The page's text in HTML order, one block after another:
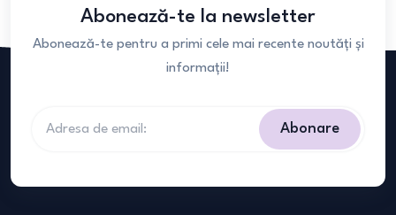
Abonează-te la newsletter
Abonează-te pentru a primi cele mai recente noutăți și
informații!
Abonare